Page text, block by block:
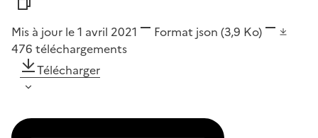
Mis à jour le 1 avril 2021 Format json (3,9 Ko)
476 téléchargements
Télécharger